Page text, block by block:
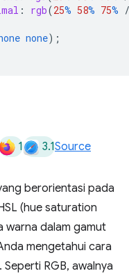
: rgb(25% 58% 75% /
none);
1 3.1Source
berorientasi pada
(hue saturation
warna dalam gamut
mengetahui cara
RGB, awalnya